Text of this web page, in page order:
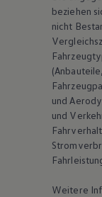
beziehen
nicht
und
und
Weitere